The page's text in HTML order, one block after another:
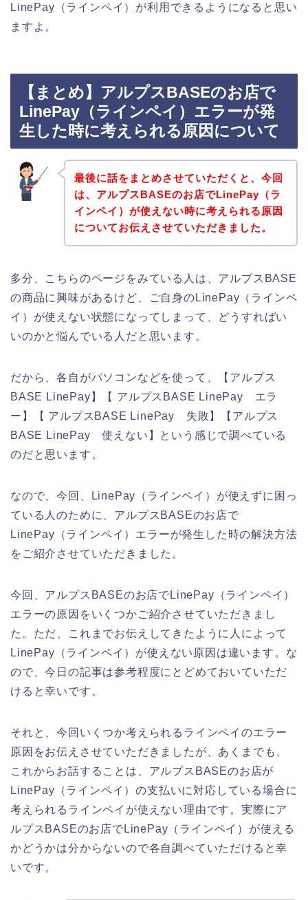
LinePay（ラインペイ）が利用できるようになると思い
ますよ。
【まとめ】アルプスBASEのお店で
LinePay（ラインペイ）エラーが発
生した時に考えられる原因について
最後に話をまとめさせていただくと、今回
は、アルプスBASEのお店でLinePay（ラ
インペイ）が使えない時に考えられる原因
についてお伝えさせていただきました。
多分、こちらのページをみている人は、アルプスBASE
の商品に興味があるけど、ご自身のLinePay（ラインペ
イ）が使えない状態になってしまって、どうすればい
いのかと悩んでいる人だと思います。
だから、各自がパソコンなどを使って、【アルプス
BASE LinePay】【 アルプスBASE LinePay エラ
ー】【 アルプスBASE LinePay 失敗】【アルプス
BASE LinePay 使えない】という感じで調べている
のだと思います。
なので、今回、LinePay（ラインペイ）が使えずに困っ
ている人のために、アルプスBASEのお店で
LinePay（ラインペイ）エラーが発生した時の解決方法
をご紹介させていただきました。
今回、アルプスBASEのお店でLinePay（ラインペイ）
エラーの原因をいくつかご紹介させていただきまし
た。ただ、これまでお伝えしてきたように人によって
LinePay（ラインペイ）が使えない原因は違います。な
ので、今日の記事は参考程度にとどめておいていただ
けると幸いです。
それと、今回いくつか考えられるラインペイのエラー
原因をお伝えさせていただきましたが、あくまでも、
これからお話することは、アルプスBASEのお店が
LinePay（ラインペイ）の支払いに対応している場合に
考えられるラインペイが使えない理由です。実際にア
ルプスBASEのお店でLinePay（ラインペイ）が使える
かどうかは分からないので各自調べていただけると幸
いです。